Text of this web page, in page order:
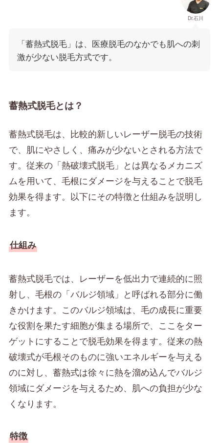
Dr.石川
「蓄熱式脱毛」は、医療脱毛のなかでも肌への刺
激が少ない脱毛方式です。
蓄熱式脱毛とは？
蓄熱式脱毛は、比較的新しいレーザー脱毛の技術
で、肌にやさしく、痛みが少ないとされる方法で
す。従来の「熱破壊式脱毛」とは異なるメカニズ
ムを用いて、毛根にダメージを与えることで脱毛
効果を得ます。以下にその特徴と仕組みを説明し
ます。
仕組み
蓄熱式脱毛では、レーザーを低出力で連続的に照
射し、毛根の「バルジ領域」と呼ばれる部分に働
きかけます。このバルジ領域は、毛の成長に重要
な役割を果たす細胞が集まる場所で、ここをター
ゲットにすることで脱毛効果を得ます。従来の熱
破壊式が毛根そのものに強いエネルギーを与える
のに対し、蓄熱式は徐々に熱を溜め込んでバルジ
領域にダメージを与えるため、肌への負担が少な
くなります。
特徴